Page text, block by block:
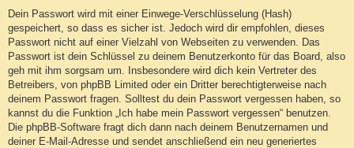
Dein Passwort wird mit einer Einwege-Verschlüsselung (Hash)
gespeichert, so dass es sicher ist. Jedoch wird dir empfohlen, dieses
Passwort nicht auf einer Vielzahl von Webseiten zu verwenden. Das
Passwort ist dein Schlüssel zu deinem Benutzerkonto für das Board, also
geh mit ihm sorgsam um. Insbesondere wird dich kein Vertreter des
Betreibers, von phpBB Limited oder ein Dritter berechtigterweise nach
deinem Passwort fragen. Solltest du dein Passwort vergessen haben, so
kannst du die Funktion „Ich habe mein Passwort vergessen“ benutzen.
Die phpBB-Software fragt dich dann nach deinem Benutzernamen und
deiner E-Mail-Adresse und sendet anschließend ein neu generiertes